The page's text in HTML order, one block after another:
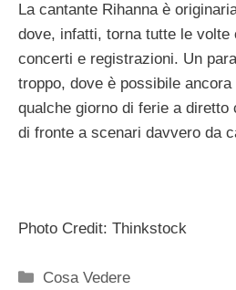
La cantante Rihanna è
dove, infatti, torna tutte le volte
concerti e registrazioni. Un
troppo, dove è possibile
qualche giorno di ferie a diretto
di fronte a scenari davvero da
Photo Credit: Thinkstock
Categorie
Cosa Vedere